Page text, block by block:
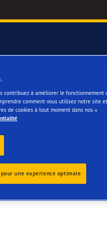
contribuez à améliorer le fonctionnement
comment vous utilisez notre site et
de cookies à tout moment dans nos «
une expérience optimale